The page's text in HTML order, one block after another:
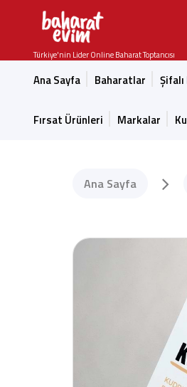
Türkiye'nin Lider Online Baharat Toptancısı
Ana Sayfa Baharatlar
Fırsat Ürünleri Markalar
Ana Sayfa